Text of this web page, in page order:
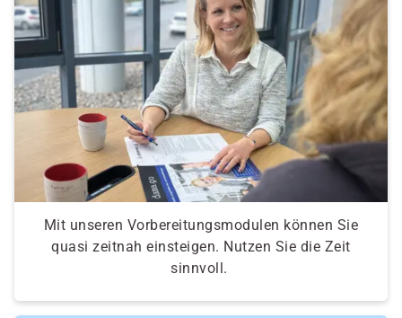
Mit unseren Vorbereitungsmodulen können Sie
quasi zeitnah einsteigen. Nutzen Sie die Zeit
sinnvoll.